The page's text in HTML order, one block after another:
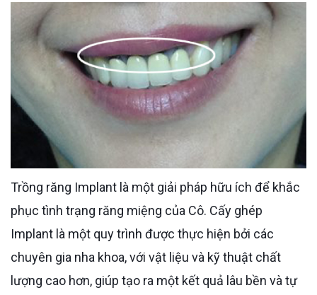
Trồng răng Implant là một giải pháp hữu ích để khắc
phục tình trạng răng miệng của Cô. Cấy ghép
Implant là một quy trình được thực hiện bởi các
chuyên gia nha khoa, với vật liệu và kỹ thuật chất
lượng cao hơn, giúp tạo ra một kết quả lâu bền và tự